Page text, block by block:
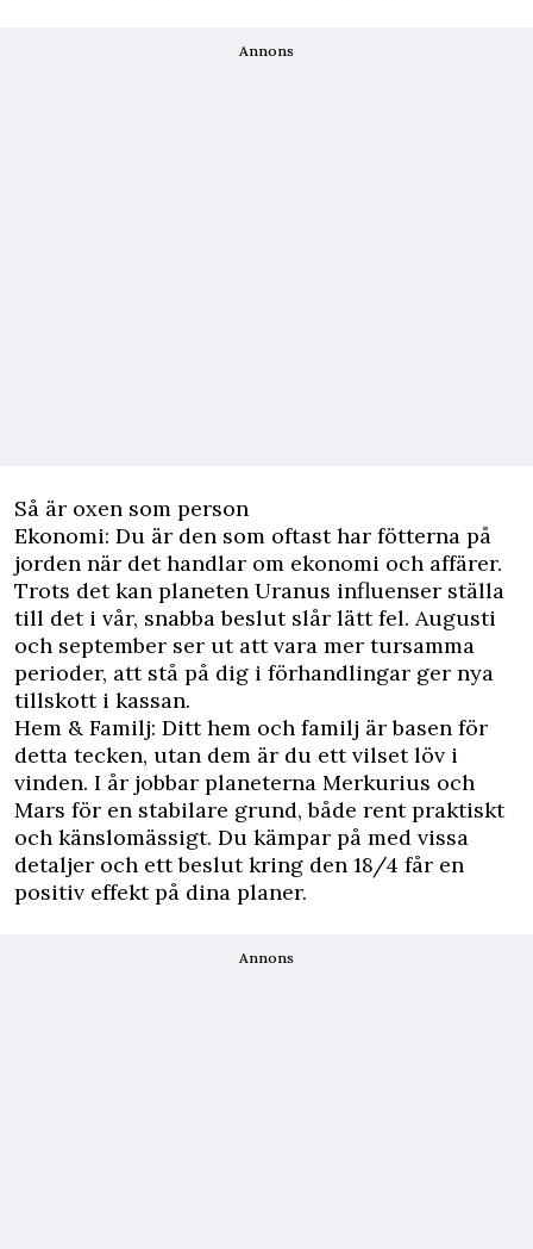
Annons
Så är oxen som person
Ekonomi: Du är den som oftast har fötterna på
jorden när det handlar om ekonomi och affärer.
Trots det kan planeten Uranus influenser ställa
till det i vår, snabba beslut slår lätt fel. Augusti
och september ser ut att vara mer tursamma
perioder, att stå på dig i förhandlingar ger nya
tillskott i kassan.
Hem & Familj: Ditt hem och familj är basen för
detta tecken, utan dem är du ett vilset löv i
vinden. I år jobbar planeterna Merkurius och
Mars för en stabilare grund, både rent praktiskt
och känslomässigt. Du kämpar på med vissa
detaljer och ett beslut kring den 18/4 får en
positiv effekt på dina planer.
Annons